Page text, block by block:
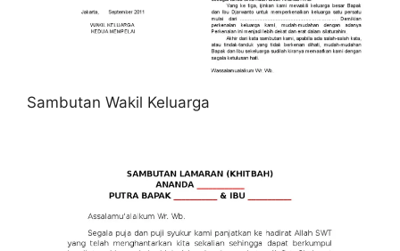
Sambutan Wakil Keluarga